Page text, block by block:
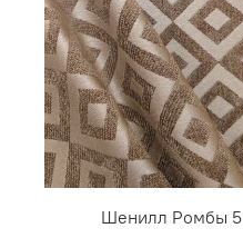
Шенилл Ромбы 5